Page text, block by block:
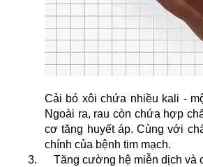
Cải bó xôi chứa nhiều kali -
Ngoài ra, rau còn chứa hợp
cơ tăng huyết áp. Cùng với
chính của bệnh tim mạch.
3.
Tăng cường hệ miễn dịch và